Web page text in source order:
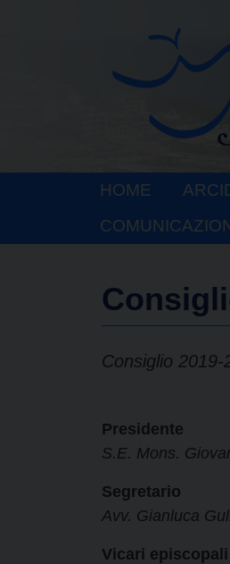
HOME
Consiglio 2019-
Presidente
S.E. Mons.
Segretario
Avv. Gianluca
Vicari episcopali